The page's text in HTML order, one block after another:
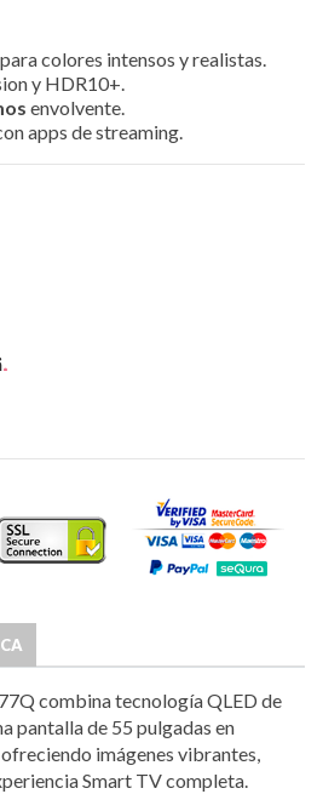
para colores intensos y realistas.
y HDR10+.
envolvente.
apps de streaming.
combina tecnología QLED de
pantalla de 55 pulgadas en
imágenes vibrantes,
Smart TV completa.